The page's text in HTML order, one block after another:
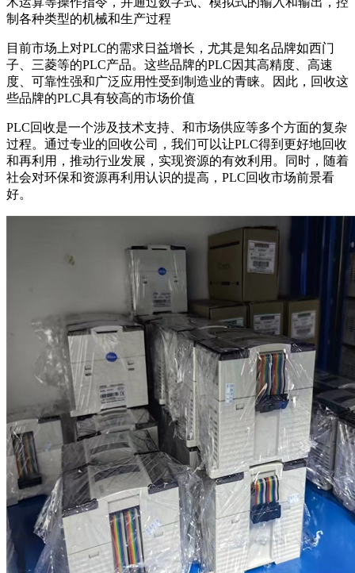
制各种类型的机械和生产过程
目前市场上对PLC的需求日益增长，尤其是知名品牌如西门
子、三菱等的PLC产品。这些品牌的PLC因其高精度、高速
度、可靠性强和广泛应用性受到制造业的青睐。因此，回收这
些品牌的PLC具有较高的市场价值
PLC回收是一个涉及技术支持、和市场供应等多个方面的复杂
过程。通过专业的回收公司，我们可以让PLC得到更好地回收
和再利用，推动行业发展，实现资源的有效利用。同时，随着
社会对环保和资源再利用认识的提高，PLC回收市场前景看
好。